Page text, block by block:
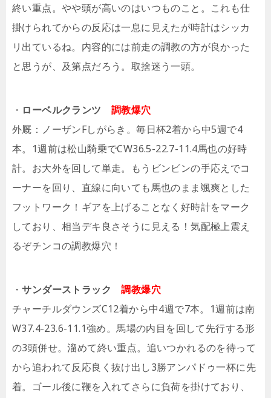
終い重点。やや頭が高いのはいつものこと。これも仕
掛けられてからの反応は一息に見えたが時計はシッカ
リ出ているね。内容的には前走の調教の方が良かった
と思うが、及第点だろう。取捨迷う一頭。
・ ローベルクランツ
調教爆穴
外厩：ノーザンFしがらき。毎日杯2着から中5週で4
本。1週前は松山騎乗でCW36.5-22.7-11.4馬也の好時
計。お大外を回して単走。もうビンビンの手応えでコ
ーナーを回り、直線に向いても馬也のまま颯爽とした
フットワーク！ギアを上げることなく好時計をマーク
しており、相当デキ良さそうに見える！気配極上震え
るぞチンコの調教爆穴！
・サンダーストラック
調教爆穴
チャーチルダウンズC12着から中4週で7本。1週前は南
W37.4-23.6-11.1強め。馬場の内目を回して先行する形
の3頭併せ。溜めて終い重点。追いつかれるのを待って
から追われて反応良く抜け出し3勝アンパドゥ一杯に先
着。ゴール後に鞭を入れてさらに負荷を掛けており、